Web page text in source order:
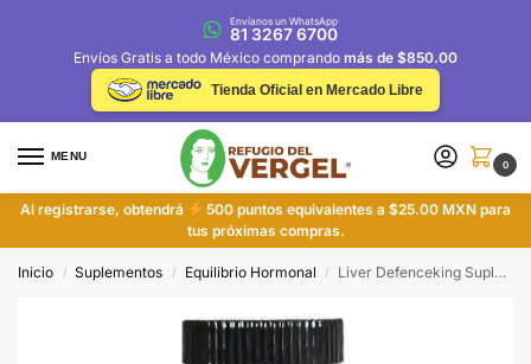
Envíanos un WhatsApp
81 3267 6700
Envíos Gratis a todo México comprando más de $850.00
Tienda Oficial en Mercado Libre
MENU
0
Al registrarse, obtendrá
500 puntos equivalentes a $25.00 MXN para
tus próximas compras.
Inicio / Suplementos / Equilibrio Hormonal / Liver Defenceking Suplemento Alimenticio para la Salud Hepática